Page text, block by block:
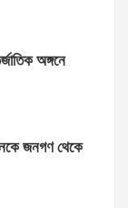
অঙ্গনে
জনগণ থেকে